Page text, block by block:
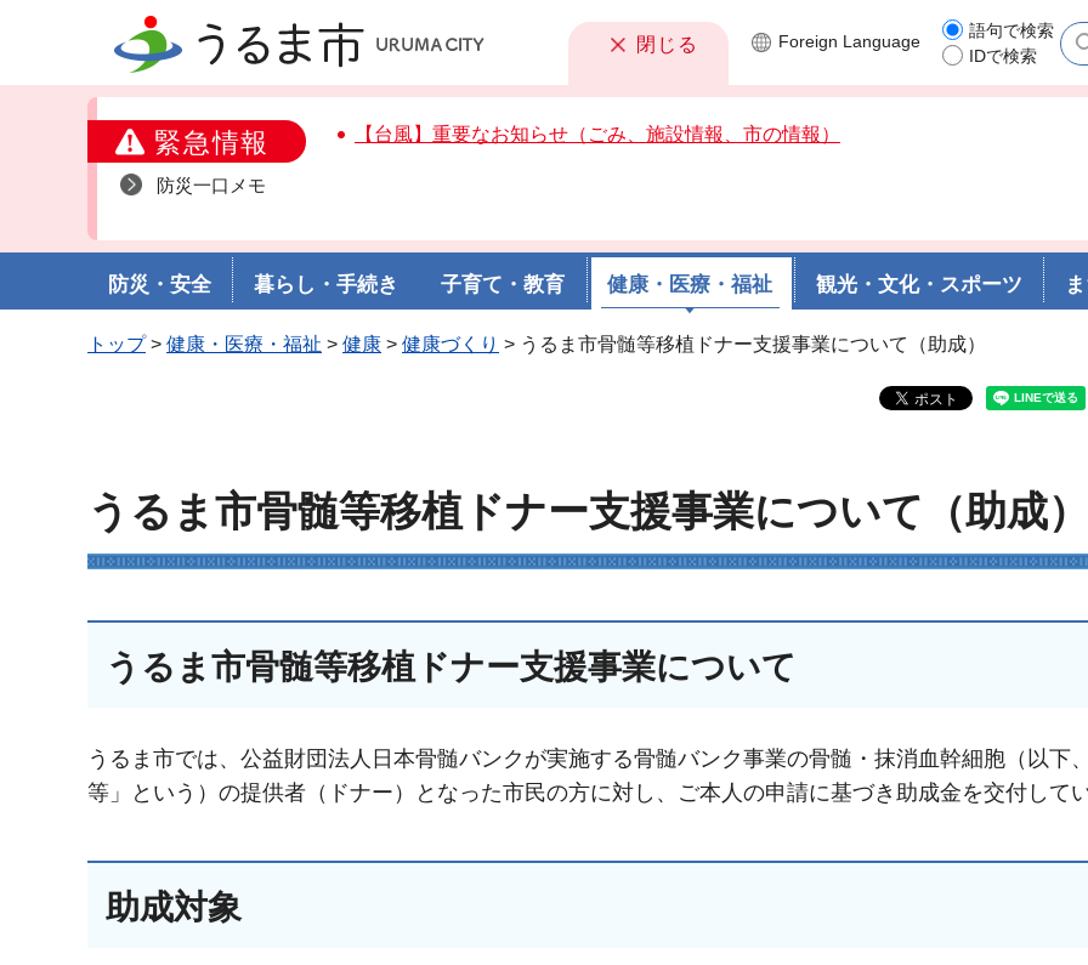
うるま市 閉じる
緊急情報
防災一口メモ
【台風】重要なお知らせ（ごみ、施設情報、市の情報）
Foreign Language
語句で検索
IDで検索
防災・安全 暮らし・手続き 子育て・教育 健康・医療・福祉 観光・文化・スポーツ
トップ> 健康・医療・福祉 > 健康 > 健康づくり > うるま市骨髄等移植ドナー支援事業について（助成）
うるま市骨髄等移植ドナー支援事業について（助成）
うるま市骨髄等移植ドナー支援事業について
うるま市では、公益財団法人日本骨髄バンクが実施する骨髄バンク事業の骨髄・抹消血幹細胞（以下
等」という）の提供者（ドナー）となった市民の方に対し、ご本人の申請に基づき助成金を交付して
助成対象